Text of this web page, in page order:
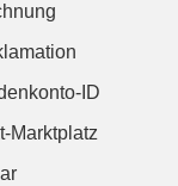
ID
Marktplatz